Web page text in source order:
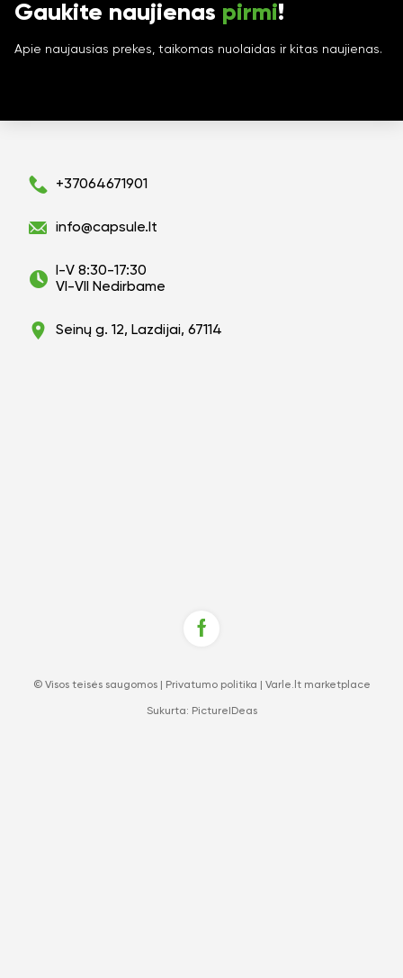
Gaukite naujienas pirmi!
Apie naujausias prekes, taikomas nuolaidas ir kitas naujienas.
+37064671901
info@capsule.lt
I-V 8:30-17:30
VI-VII Nedirbame
Seinų g. 12, Lazdijai, 67114
© Visos teisės saugomos | Privatumo politika Varle.lt marketplace
Sukurta: PictureIDeas